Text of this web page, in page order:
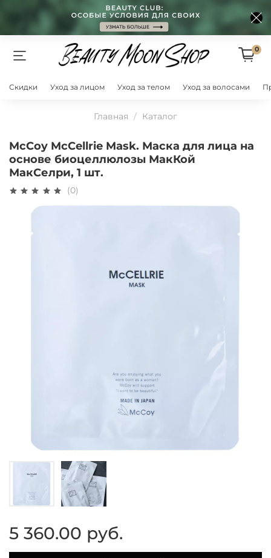
0
Скидки Уход за лицом Уход за телом Уход за волосами
Главная Каталог
McCoy McCellrie Mask. Маска для лица на
основе биоцеллюлозы МакКой
МакСелри, 1 шт.
(0)
5 360.00 руб.